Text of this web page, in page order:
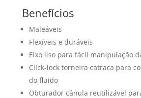
Benefícios
Maleáveis
Flexíveis e duráveis
Eixo liso para fácil manipulação
Click-lock torneira catraca para
do fluido
Obturador cânula reutilizável